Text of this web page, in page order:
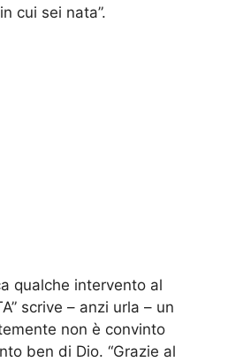
cui sei nata”.
qualche intervento al
scrive – anzi urla – un
non è convinto
ben di Dio. “Grazie al